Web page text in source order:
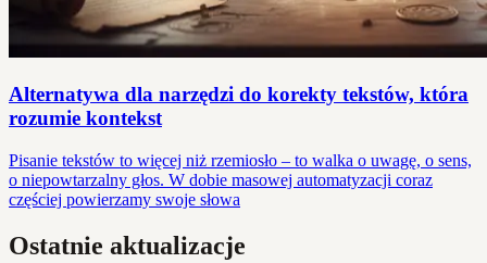
Alternatywa dla narzędzi do korekty tekstów, która
rozumie kontekst
Pisanie tekstów to więcej niż rzemiosło – to walka o uwagę, o sens,
o niepowtarzalny głos. W dobie masowej automatyzacji coraz
częściej powierzamy swoje słowa
Ostatnie aktualizacje